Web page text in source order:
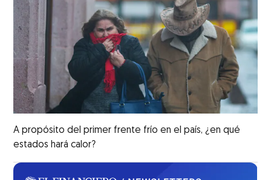
A propósito del primer frente frío en el país, ¿en qué
estados hará calor?